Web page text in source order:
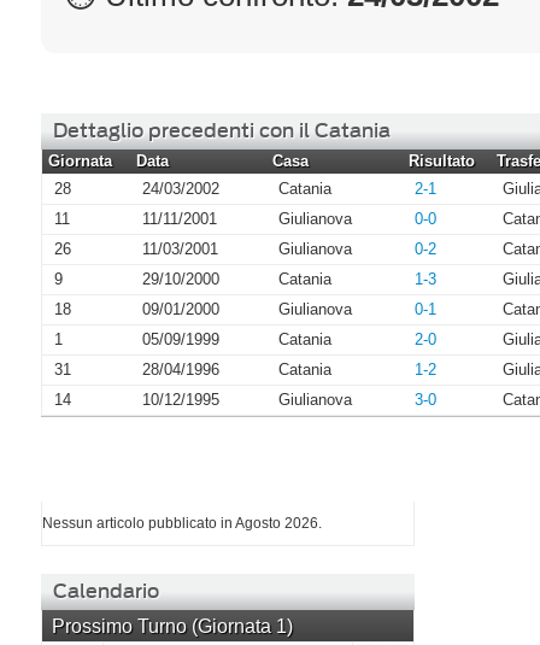
Dettaglio precedenti con il Catania
Giornata Data Casa Risultato
28
24/03/2002 Catania 2-1
11
11/11/2001 Giulianova 0-0
26
11/03/2001 Giulianova 0-2
9
29/10/2000 Catania 1-3
18
09/01/2000 Giulianova 0-1
1
05/09/1999 Catania 2-0
31
28/04/1996 Catania 1-2
14
10/12/1995 Giulianova 3-0
Nessun articolo pubblicato in Agosto 2026.
Calendario
Prossimo Turno (Giornata 1)